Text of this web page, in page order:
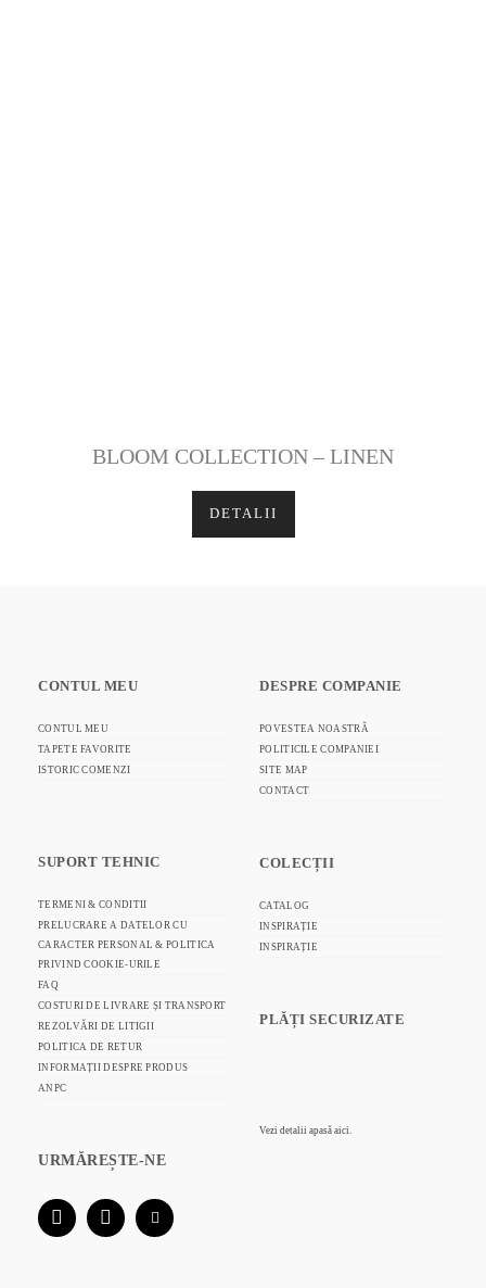
BLOOM COLLECTION – LINEN
DETALII
CONTUL MEU
CONTUL MEU
TAPETE FAVORITE
ISTORIC COMENZI
SUPORT TEHNIC
TERMENI & CONDITII
PRELUCRARE A DATELOR CU
CARACTER PERSONAL & POLITICA
PRIVIND COOKIE-URILE
FAQ
COSTURI DE LIVRARE ȘI TRANSPORT
REZOLVĂRI DE LITIGII
POLITICA DE RETUR
INFORMAȚII DESPRE PRODUS
ANPC
URMĂREȘTE-NE
DESPRE COMPANIE
POVESTEA NOASTRĂ
POLITICILE COMPANIEI
SITE MAP
CONTACT
COLECȚII
CATALOG
INSPIRAȚIE
INSPIRAȚIE
PLĂȚI SECURIZATE
Vezi detalii apasă aici.